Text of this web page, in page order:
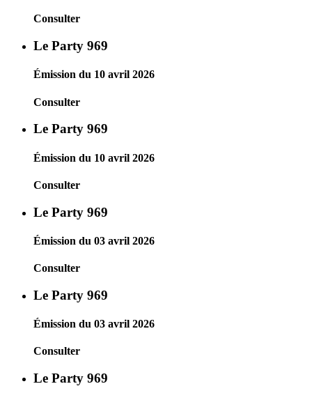
Consulter
Le Party 969
Émission du 10 avril 2026
Consulter
Le Party 969
Émission du 10 avril 2026
Consulter
Le Party 969
Émission du 03 avril 2026
Consulter
Le Party 969
Émission du 03 avril 2026
Consulter
Le Party 969